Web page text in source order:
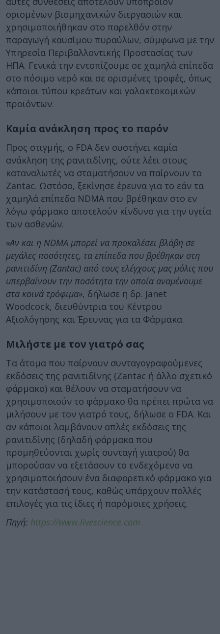
ορισμένων βιομηχανικών διεργασιών και
χρησιμοποιήθηκαν στο παρελθόν στην
παραγωγή καυσίμου πυραύλων, σύμφωνα με την
Υπηρεσία Περιβαλλοντικής Προστασίας των
ΗΠΑ. Γενικά την εντοπίζουμε σε χαμηλά επίπεδα
στο πόσιμο νερό και σε ορισμένες τροφές, όπως
κάποιοι τύπου κρεάτων και γαλακτοκομικών
προϊόντων.
Καμία ανάκληση προς το παρόν
Προς στιγμής, ο FDA δεν συστήνει καμία
ανάκληση της ρανιτιδίνης, ούτε λέει στους
καταναλωτές να σταματήσουν να παίρνουν το
Zantac. Ωστόσο, ξεκίνησε έρευνα για το εάν τα
χαμηλά επίπεδα NDMA που βρέθηκαν στο εν
λόγω φάρμακο αποτελούν κίνδυνο για την υγεία
των ασθενών.
«Αν και η NDMA μπορεί να προκαλέσει βλάβη σε
μεγάλες ποσότητες, τα επίπεδα που βρέθηκαν στη
ρανιτιδίνη (Zantac) από τους ελέγχους μας μόλις που
υπερβαίνουν την ποσότητα την οποία αναμένουμε
στα κοινά τρόφιμα», δήλωσε η δρ. Janet
Woodcock, διευθύντρια του Κέντρου
Αξιολόγησης και Έρευνας για τα Φάρμακα.
Μιλήστε με τον γιατρό σας
Τα άτομα που παίρνουν συνταγογραφούμενες
εκδόσεις της ρανιτιδίνης (Zantac ή άλλο σχετικό
φάρμακο) και θέλουν να σταματήσουν να
χρησιμοποιούν το φάρμακο θα πρέπει πρώτα να
μιλήσουν με τον γιατρό τους, δήλωσε ο FDA. Και
αν κάποιοι λαμβάνουν απλές εκδόσεις της
ρανιτιδίνης (δηλαδή φάρμακα που
προμηθεύονται χωρίς συνταγή γιατρού) θα
μπορούσαν να εξετάσουν το ενδεχόμενο να
χρησιμοποιήσουν ένα διαφορετικό φάρμακο για
την κατάστασή τους, καθώς υπάρχουν πολλές
επιλογές για τις ίδιες ή παρόμοιες χρήσεις.
Πηγή: https://www.livescience.com